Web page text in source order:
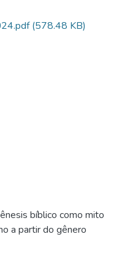
(578.48 KB)
bíblico como mito
a partir do gênero